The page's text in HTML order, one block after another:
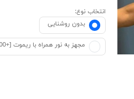
انتخاب نوع:
بدون روشنایی
مجهز به نور همراه با ریموت [+3,958,000 تومان]